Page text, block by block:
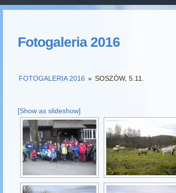
Fotogaleria 2016
FOTOGALERIA 2016 » SOSZÓW, 5.11.
[Show as slideshow]